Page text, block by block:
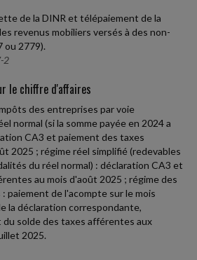
de la DINR et télépaiement de la
revenus mobiliers versés à des non-
ou 2779).
2
le chiffre d'affaires
des entreprises par voie
normal (si la somme payée en 2024 a
CA3 et paiement des taxes
2025 ; régime réel simplifié (redevables
du réel normal) : déclaration CA3 et
au mois d'août 2025 ; régime des
paiement de l'acompte sur le mois
la déclaration correspondante,
solde des taxes afférentes aux
2025.